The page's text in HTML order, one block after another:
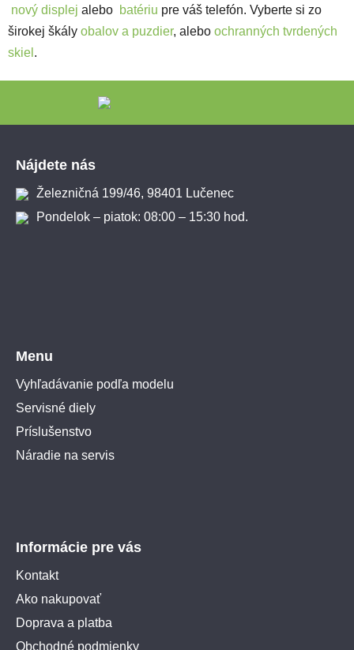
nový displej alebo batériu pre váš telefón. Vyberte si zo
širokej škály obalov a puzdier, alebo ochranných tvrdených
skiel .
Nájdete nás
Železničná 199/46, 98401 Lučenec
Pondelok – piatok: 08:00 – 15:30 hod.
Menu
Vyhľadávanie podľa modelu
Servisné diely
Príslušenstvo
Náradie na servis
Informácie pre vás
Kontakt
Ako nakupovať
Doprava a platba
Obchodné podmienky